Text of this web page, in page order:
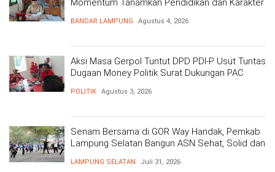
Momentum Tanamkan Pendidikan dan Karakter
BANDAR LAMPUNG Agustus 4, 2026
Aksi Masa Gerpol Tuntut DPD PDI-P Usut Tuntas
Dugaan Money Politik Surat Dukungan PAC
POLITIK Agustus 3, 2026
Senam Bersama di GOR Way Handak, Pemkab
Lampung Selatan Bangun ASN Sehat, Solid dan
LAMPUNG SELATAN Juli 31, 2026